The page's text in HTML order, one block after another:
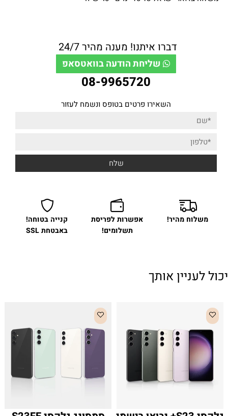
דברו איתנו! מענה מהיר 24/7
שליחת הודעה בוואטסאפ
08-9965720
השאירו פרטים בטופס ונשמח לעזור
משלוח מהיר!
אפשרות לפריסת
תשלומים!
קנייה בטוחה!
באבטחת SSL
יכול לעניין אותך